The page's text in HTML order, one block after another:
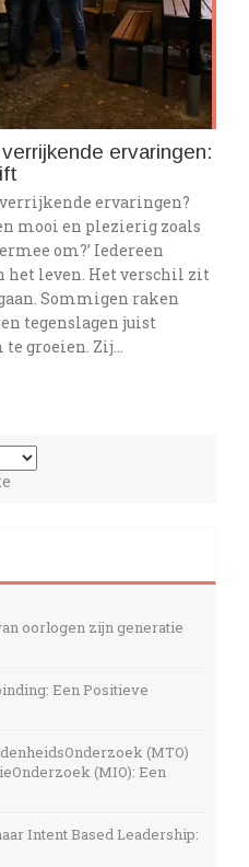
ervaringen:
ervaringen?
mooi en plezierig zoals
om?’ Iedereen
het leven. Het verschil zit
Sommigen raken
tegenslagen juist
te groeien. Zij…
oorlogen zijn generatie
Een Positieve
(MTO)
(MIO): Een
Intent Based Leadership: